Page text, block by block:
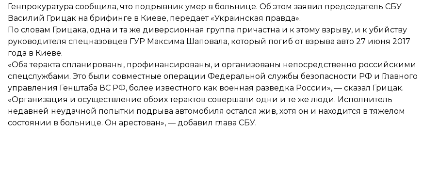
Генпрокуратура сообщила, что подрывник умер в больнице. Об этом заявил председатель СБУ
Василий Грицак на брифинге в Киеве, передает «Украинская правда».
По словам Грицака, одна и та же диверсионная группа причастна и к этому взрыву, и к убийству
руководителя спецназовцев ГУР Максима Шаповала, который погиб от взрыва авто 27 июня 2017
года в Киеве.
«Оба теракта спланированы, профинансированы, и организованы непосредственно российскими
спецслужбами. Это были совместные операции Федеральной службы безопасности РФ и Главного
управления Генштаба ВС РФ, более известного как военная разведка России», — сказал Грицак.
«Организация и осуществление обоих терактов совершали одни и те же люди. Исполнитель
недавней неудачной попытки подрыва автомобиля остался жив, хотя он и находится в тяжелом
состоянии в больнице. Он арестован», — добавил глава СБУ.